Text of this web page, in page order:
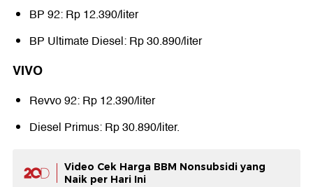
BP 92: Rp 12.390/liter
BP Ultimate Diesel: Rp 30.890/liter
VIVO
Revvo 92: Rp 12.390/liter
Diesel Primus: Rp 30.890/liter.
Video Cek Harga BBM Nonsubsidi yang
Naik per Hari Ini